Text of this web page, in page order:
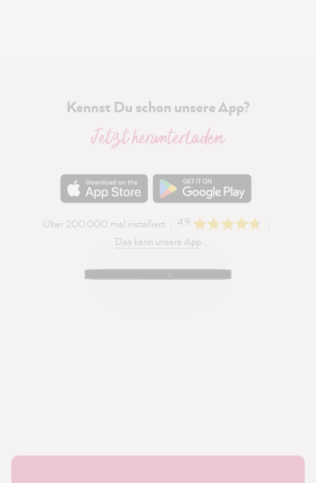
Kennst Du schon unsere App?
Jetzt herunterladen
Über 200.000 mal installiert
4.9
Das kann unsere App